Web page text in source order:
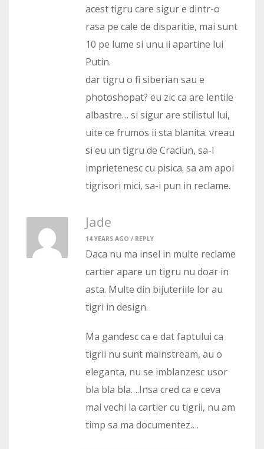
acest tigru care sigur e dintr-o
rasa pe cale de disparitie, mai sunt
10 pe lume si unu ii apartine lui
Putin.
dar tigru o fi siberian sau e
photoshopat? eu zic ca are lentile
albastre… si sigur are stilistul lui,
uite ce frumos ii sta blanita. vreau
si eu un tigru de Craciun, sa-l
imprietenesc cu pisica. sa am apoi
tigrisori mici, sa-i pun in reclame.
Jade
14 YEARS AGO / REPLY
Daca nu ma insel in multe reclame
cartier apare un tigru nu doar in
asta. Multe din bijuteriile lor au
tigri in design.
Ma gandesc ca e dat faptului ca
tigrii nu sunt mainstream, au o
eleganta, nu se imblanzesc usor
bla bla bla….Insa cred ca e ceva
mai vechi la cartier cu tigrii, nu am
timp sa ma documentez….